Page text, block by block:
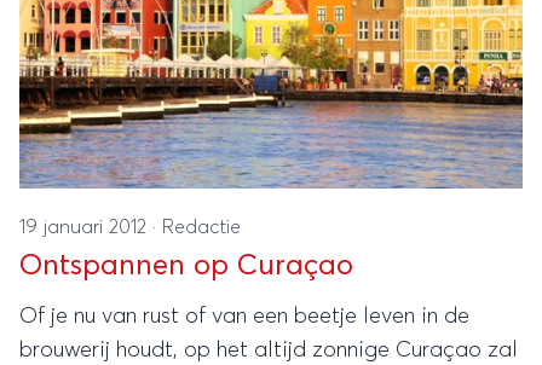
19 januari 2012 · Redactie
Ontspannen op Curaçao
Of je nu van rust of van een beetje leven in de
brouwerij houdt, op het altijd zonnige Curaçao zal